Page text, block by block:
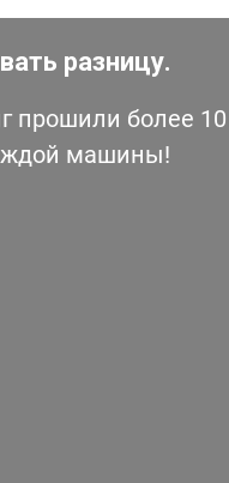
разницу.
более
машины!